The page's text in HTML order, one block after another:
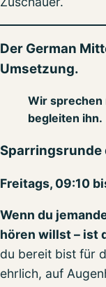
Der German
Umsetzung.
Wir sprechen
begleiten ihn.
Sparringsrunde
Freitags, 09:10
Wenn du
hören willst – ist
du bereit bist für
ehrlich, auf